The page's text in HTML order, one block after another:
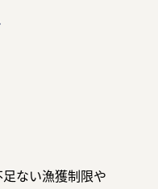
ない漁獲制限や